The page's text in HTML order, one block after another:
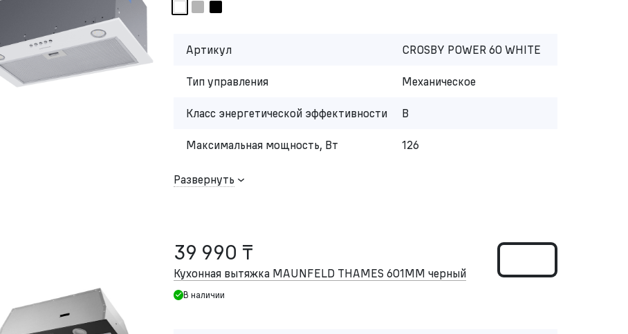
Артикул CROSBY POWER 60 WHITE
Тип управления Механическое
Класс энергетической эффективности B
Максимальная мощность, Вт 126
Развернуть
39 990 ₸
Кухонная вытяжка MAUNFELD THAMES 601MM черный
В наличии